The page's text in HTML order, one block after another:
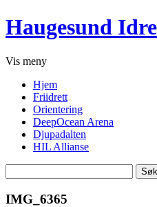
Haugesund
Vis meny
Hjem
Friidrett
Orientering
DeepOcean Arena
Djupadalten
HIL Allianse
etter:
IMG_6365